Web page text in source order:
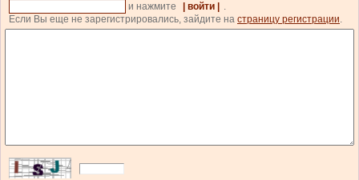
и нажмите
| войти |
.
Если Вы еще не зарегистрировались, зайдите на страницу регистрации.